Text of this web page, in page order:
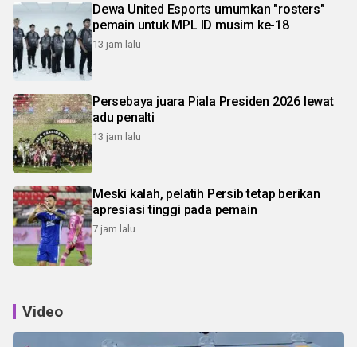
Dewa United Esports umumkan "rosters"
pemain untuk MPL ID musim ke-18
13 jam lalu
Persebaya juara Piala Presiden 2026 lewat
adu penalti
13 jam lalu
Meski kalah, pelatih Persib tetap berikan
apresiasi tinggi pada pemain
7 jam lalu
Video